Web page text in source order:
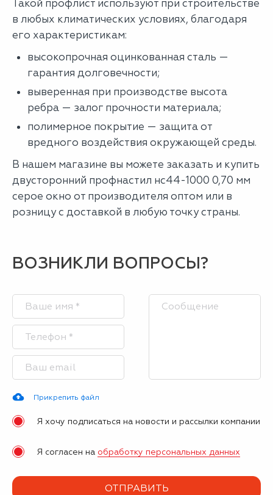
Такой профлист используют при строительстве
в любых климатических условиях, благодаря
его характеристикам:
высокопрочная оцинкованная сталь —
гарантия долговечности;
выверенная при производстве высота
ребра — залог прочности материала;
полимерное покрытие — защита от
вредного воздействия окружающей среды.
В нашем магазине вы можете заказать и купить
двусторонний профнастил нс44-1000 0,70 мм
серое окно от производителя оптом или в
розницу с доставкой в любую точку страны.
ВОЗНИКЛИ ВОПРОСЫ?
Прикрепить файл
Я хочу подписаться на новости и рассылки компании
Я согласен на обработку персональных данных